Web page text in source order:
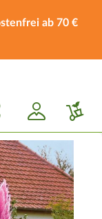
ab 70 €